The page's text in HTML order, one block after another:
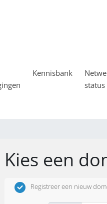
Kennisbank
status
Kies een
Registreer een nieuw